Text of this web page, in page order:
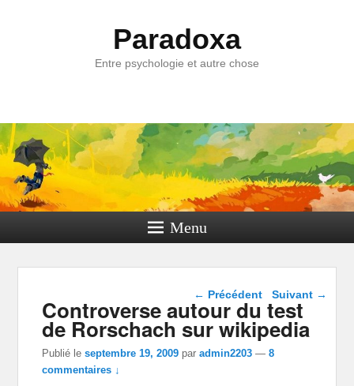
Paradoxa
Entre psychologie et autre chose
Menu
Navigation dans les
articles
← Précédent Suivant →
Controverse autour du test
de Rorschach sur wikipedia
Publié leseptembre 19, 2009 paradmin2203 —8
commentaires ↓